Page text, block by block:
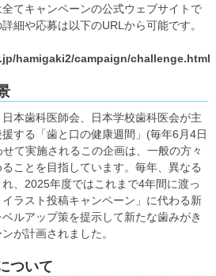
てキャンペーンの公式ウェブサイトで
細や応募は以下のURLから可能です。
hamigaki2/campaign/challenge.html
本歯科医師会、日本学校歯科医会が主
する「歯と口の健康週間」(毎年6月4日
て実施されるこの企画は、一般の方々
ことを目指しています。毎年、異なる
、2025年度ではこれまで4年間に渡っ
ラスト投稿キャンペーン」に代わる新
ルアップ策を提示して新たな歯みがき
が計画されました。
ついて